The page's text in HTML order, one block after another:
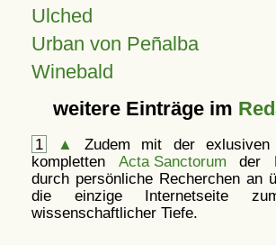
Ulched
Urban von Peñalba
Winebald
weitere Einträge im
1 ▲
Zudem mit der exlusiven
kompletten Acta Sanctorum der
durch persönliche Recherchen an
die einzige Internetseite
wissenschaftlicher Tiefe.